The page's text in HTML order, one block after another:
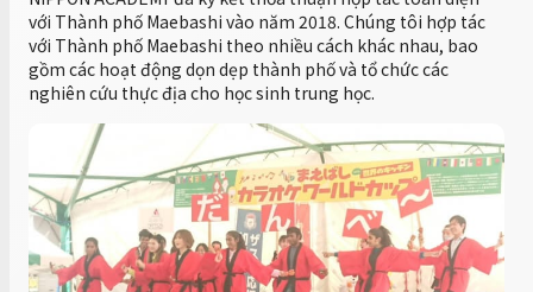
với Thành phố Maebashi vào năm 2018. Chúng tôi hợp tác
với Thành phố Maebashi theo nhiều cách khác nhau, bao
gồm các hoạt động dọn dẹp thành phố và tổ chức các
nghiên cứu thực địa cho học sinh trung học.